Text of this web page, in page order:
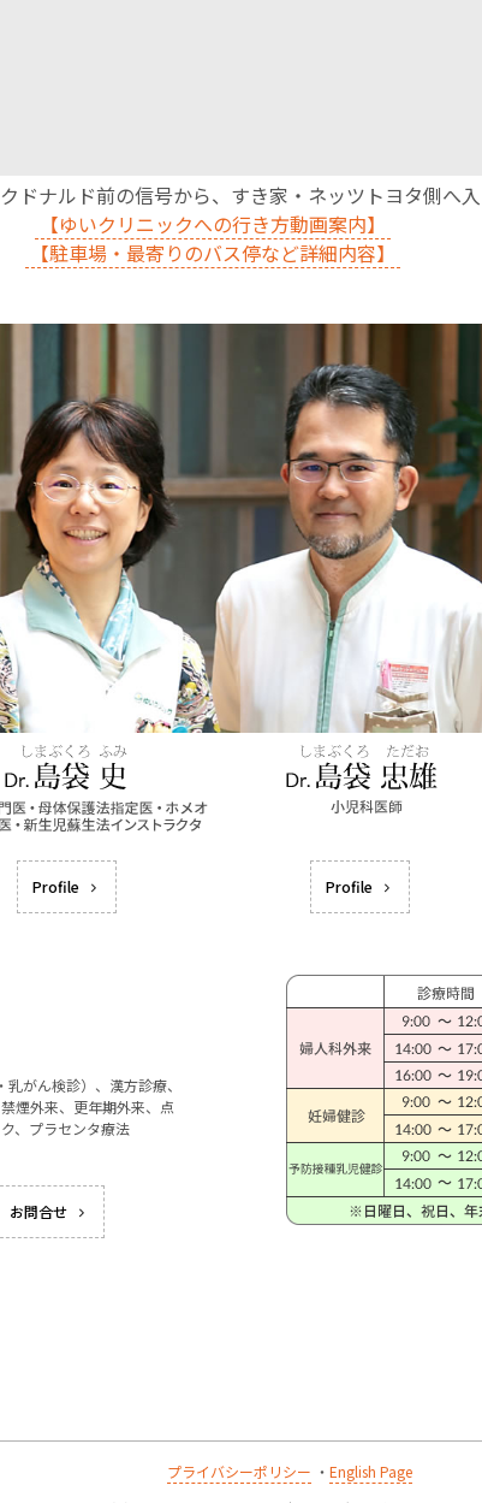
ドナルド前の信号から、すき家・ネッツトヨタ側へ入
【ゆいクリニックへの行き方動画案内】
【駐車場・最寄りのバス停など詳細内容】
Profile Profile
がん検診）、漢方診療、
煙外来、更年期外来、点
、プラセンタ療法
お問合せ
プライバシーポリシー ・ English Page